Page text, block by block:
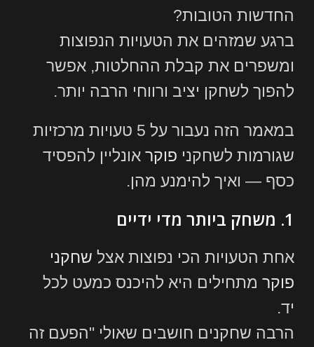
החדשות הטובות?
ברגע שמזהים את הטעויות הנפוצות
ומשפרים את קבלת ההחלטות, אפשר
להפוך לשחקן יציב ורווחי הרבה יותר.
במאמר הזה נעבור על 5 טעויות מרכזיות
שגורמות לשחקני פוקראונליין להפסיד
כסף — ואיך להימנע מהן.
1. משחק ביותר מדי ידיים
אחת הטעויות הכי נפוצות אצל שחקני
פוקרמתחילים היא להיכנס כמעט לכל
יד.
הרבה שחקנים חושבים שאולי "הפעם זה